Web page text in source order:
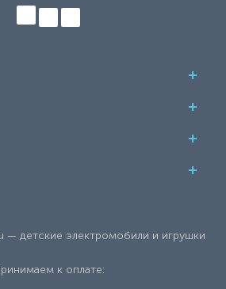
— детские электромобили и игрушки
к оплате: